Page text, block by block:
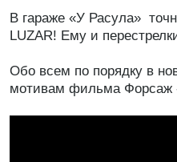
В гараже «У Расула»
LUZAR! Ему и
Обо всем по порядку в
мотивам фильма